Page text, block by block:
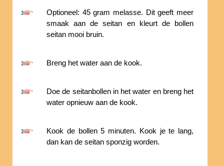
Optioneel: 45 gram melasse. Dit geeft meer
smaak aan de seitan en kleurt de bollen
seitan mooi bruin.
Breng het water aan de kook.
Doe de seitanbollen in het water en breng het
water opnieuw aan de kook.
Kook de bollen 5 minuten. Kook je te lang,
dan kan de seitan sponzig worden.